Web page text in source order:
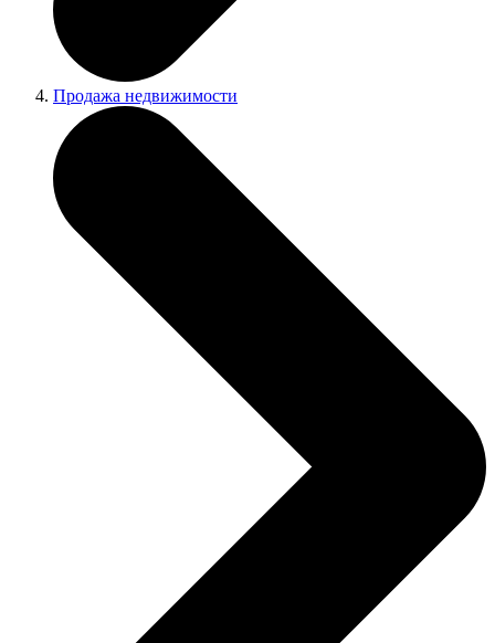
Продажа недвижимости